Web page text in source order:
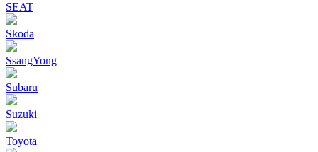
SEAT
Skoda
SsangYong
Subaru
Suzuki
Toyota